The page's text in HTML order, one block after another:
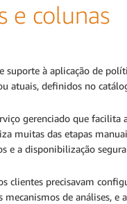
e colunas
suporte à aplicação de
atuais, definidos no
gerenciado que facilita
muitas das etapas
e a disponibilização
clientes precisavam
de análises,